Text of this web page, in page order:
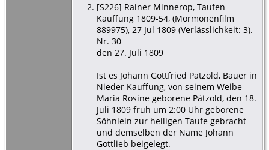
[S226] Rainer Minnerop, Taufen
Kauffung 1809-54, (Mormonenfilm
889975), 27 Jul 1809 (Verlässlichkeit: 3).
Nr. 30
den 27. Juli 1809
Ist es Johann Gottfried Pätzold, Bauer in
Nieder Kauffung, von seinem Weibe
Maria Rosine geborene Pätzold, den 18.
Juli 1809 früh um 2:00 Uhr geborene
Söhnlein zur heiligen Taufe gebracht
und demselben der Name Johann
Gottlieb beigelegt.